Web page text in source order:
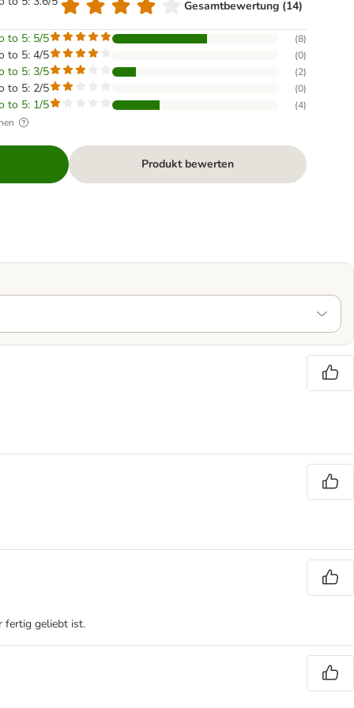
Gesamtbewertung (14)
to 5: 5/5 (8)
to 5: 4/5 (0)
to 5: 3/5 (2)
to 5: 2/5 (0)
to 5: 1/5 (4)
Produkt bewerten
fertig geliebt ist.